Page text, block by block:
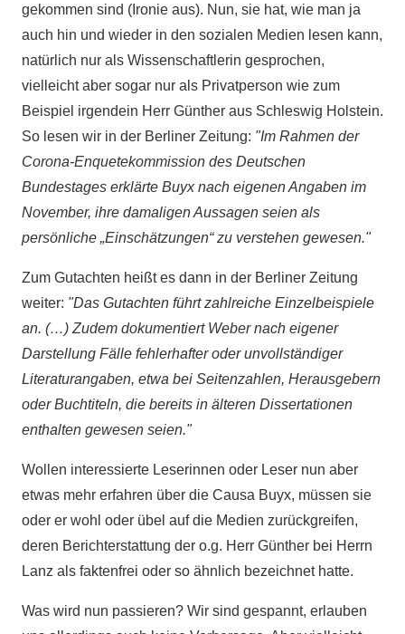
gekommen sind (Ironie aus). Nun, sie hat, wie man ja
auch hin und wieder in den sozialen Medien lesen kann,
natürlich nur als Wissenschaftlerin gesprochen,
vielleicht aber sogar nur als Privatperson wie zum
Beispiel irgendein Herr Günther aus Schleswig Holstein.
So lesen wir in der Berliner Zeitung: "Im Rahmen der
Corona-Enquetekommission des Deutschen
Bundestages erklärte Buyx nach eigenen Angaben im
November, ihre damaligen Aussagen seien als
persönliche „Einschätzungen“ zu verstehen gewesen."
Zum Gutachten heißt es dann in der Berliner Zeitung
weiter: "Das Gutachten führt zahlreiche Einzelbeispiele
an. (…) Zudem dokumentiert Weber nach eigener
Darstellung Fälle fehlerhafter oder unvollständiger
Literaturangaben, etwa bei Seitenzahlen, Herausgebern
oder Buchtiteln, die bereits in älteren Dissertationen
enthalten gewesen seien."
Wollen interessierte Leserinnen oder Leser nun aber
etwas mehr erfahren über die Causa Buyx, müssen sie
oder er wohl oder übel auf die Medien zurückgreifen,
deren Berichterstattung der o.g. Herr Günther bei Herrn
Lanz als faktenfrei oder so ähnlich bezeichnet hatte.
Was wird nun passieren? Wir sind gespannt, erlauben